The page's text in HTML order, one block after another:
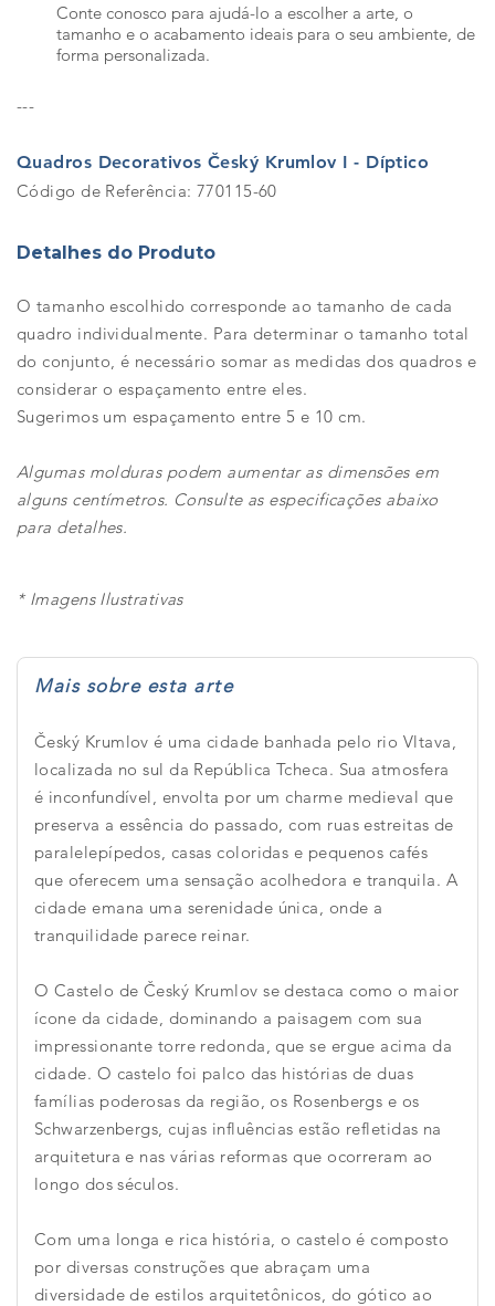
Conte conosco para ajudá-lo a escolher a arte, o
tamanho e o acabamento ideais para o seu ambiente, de
forma personalizada.
---
Quadros Decorativos Český Krumlov I - Díptico
Código de Referência: 770115-60
Detalhes do Produto
O tamanho escolhido corresponde ao tamanho de cada
quadro individualmente. Para determinar o tamanho total
do conjunto, é necessário somar as medidas dos quadros e
considerar o espaçamento entre eles.
Sugerimos um espaçamento entre 5 e 10 cm.
Algumas molduras podem aumentar as dimensões em
alguns centímetros. Consulte as especificações abaixo
para detalhes.
* Imagens Ilustrativas
Mais sobre esta arte
Český Krumlov é uma cidade banhada pelo rio Vltava,
localizada no sul da República Tcheca. Sua atmosfera
é inconfundível, envolta por um charme medieval que
preserva a essência do passado, com ruas estreitas de
paralelepípedos, casas coloridas e pequenos cafés
que oferecem uma sensação acolhedora e tranquila. A
cidade emana uma serenidade única, onde a
tranquilidade parece reinar.
O Castelo de Český Krumlov se destaca como o maior
ícone da cidade, dominando a paisagem com sua
impressionante torre redonda, que se ergue acima da
cidade. O castelo foi palco das histórias de duas
famílias poderosas da região, os Rosenbergs e os
Schwarzenbergs, cujas influências estão refletidas na
arquitetura e nas várias reformas que ocorreram ao
longo dos séculos.
Com uma longa e rica história, o castelo é composto
por diversas construções que abraçam uma
diversidade de estilos arquitetônicos, do gótico ao